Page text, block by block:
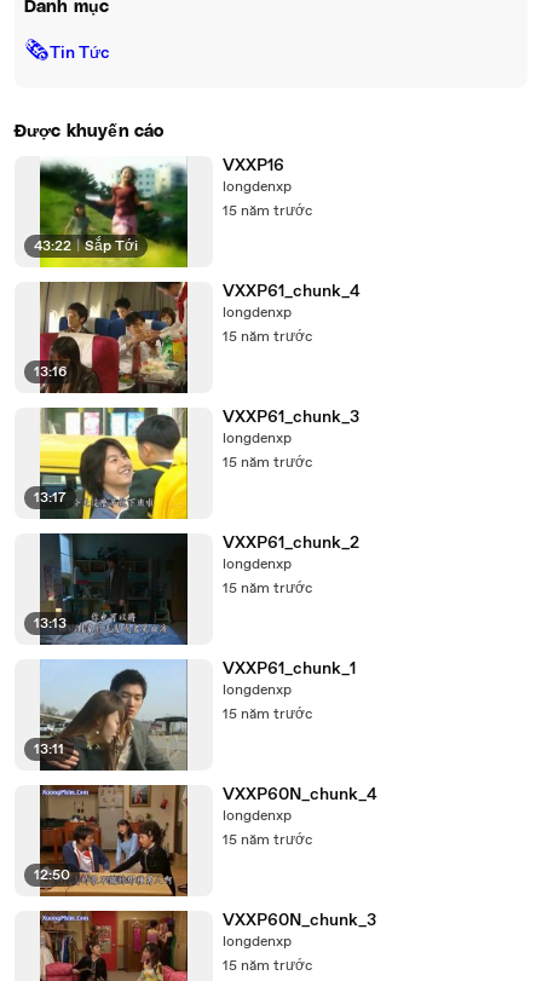
Danh mục
🗞Tin Tức
Được khuyến cáo
43:22 | Sắp Tới
VXXP16
longdenxp
15 năm trước
13:16
VXXP61_chunk_4
longdenxp
15 năm trước
13:17
VXXP61_chunk_3
longdenxp
15 năm trước
13:13
VXXP61_chunk_2
longdenxp
15 năm trước
13:11
VXXP61_chunk_1
longdenxp
15 năm trước
12:50
VXXP60N_chunk_4
longdenxp
15 năm trước
VXXP60N_chunk_3
longdenxp
15 năm trước